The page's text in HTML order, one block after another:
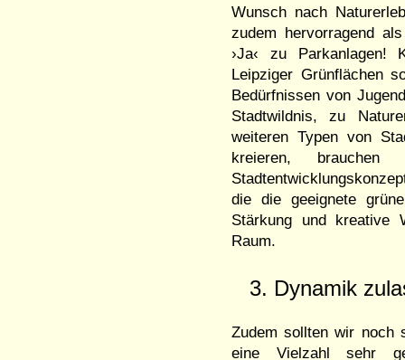
Wunsch nach
zudem hervorragend
›Ja‹ zu Parkanlagen!
Leipziger Grünflächen
Bedürfnissen von
Stadtwildnis, zu
weiteren Typen von
kreieren,
die die geeignete
Stärkung und kreative
Raum.
3. Dynamik
Zudem sollten wir noch
eine Vielzahl sehr